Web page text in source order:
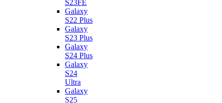
S23FE
Galaxy
S22 Plus
Galaxy
S23 Plus
Galaxy
S24 Plus
Galaxy
S24
Ultra
Galaxy
S25